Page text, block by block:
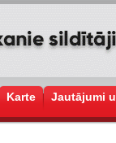
Karte Jautājumi